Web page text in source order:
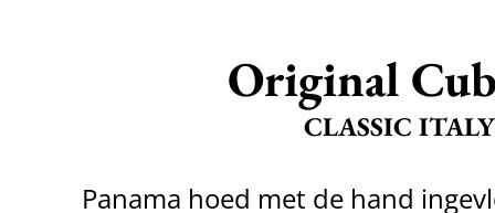
Original
CLASSIC ITALY
Panama hoed met de hand